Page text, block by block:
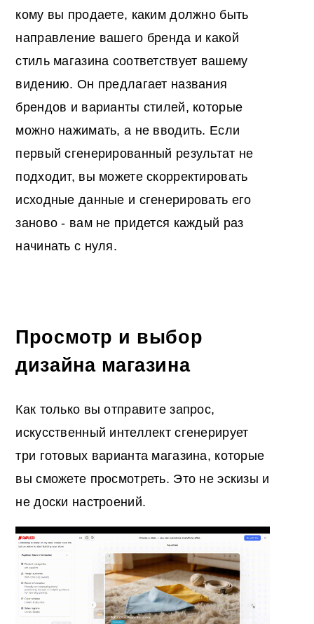
кому вы продаете, каким должно быть
направление вашего бренда и какой
стиль магазина соответствует вашему
видению. Он предлагает названия
брендов и варианты стилей, которые
можно нажимать, а не вводить. Если
первый сгенерированный результат не
подходит, вы можете скорректировать
исходные данные и сгенерировать его
заново - вам не придется каждый раз
начинать с нуля.
Просмотр и выбор
дизайна магазина
Как только вы отправите запрос,
искусственный интеллект сгенерирует
три готовых варианта магазина, которые
вы сможете просмотреть. Это не эскизы и
не доски настроений.